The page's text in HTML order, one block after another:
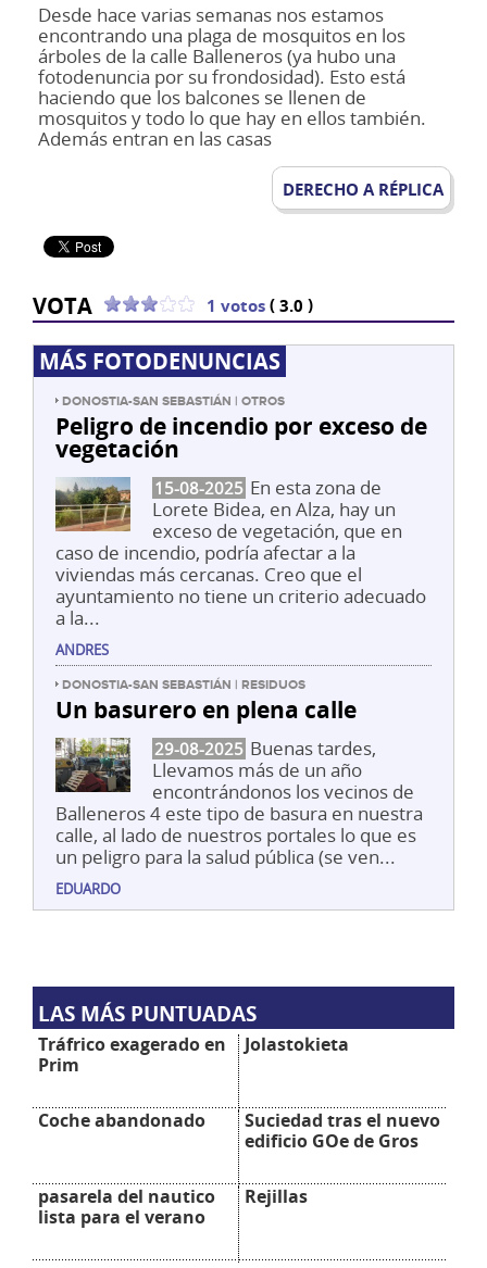
Desde hace varias semanas nos estamos
encontrando una plaga de mosquitos en los
árboles de la calle Balleneros (ya hubo una
fotodenuncia por su frondosidad). Esto está
haciendo que los balcones se llenen de
mosquitos y todo lo que hay en ellos también.
Además entran en las casas
DERECHO A RÉPLICA
VOTA 1 votos(3.0 )
MÁS FOTODENUNCIAS
DONOSTIA-SAN SEBASTIÁN | OTROS
Peligro de incendio por exceso de
vegetación
15-08-2025 En esta zona de
Lorete Bidea, en Alza, hay un
exceso de vegetación, que en
caso de incendio, podría afectar a la
viviendas más cercanas. Creo que el
ayuntamiento no tiene un criterio adecuado
a la...
ANDRES
DONOSTIA-SAN SEBASTIÁN | RESIDUOS
Un basurero en plena calle
29-08-2025 Buenas tardes,
Llevamos más de un año
encontrándonos los vecinos de
Balleneros 4 este tipo de basura en nuestra
calle, al lado de nuestros portales lo que es
un peligro para la salud pública (se ven...
EDUARDO
LAS MÁS PUNTUADAS
Tráfrico exagerado en
Prim
Jolastokieta
Coche abandonado
Suciedad tras el nuevo
edificio GOe de Gros
pasarela del nautico
lista para el verano
Rejillas